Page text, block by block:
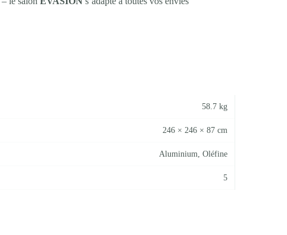
58.7 kg
246 × 246 × 87 cm
Aluminium, Oléfine
5